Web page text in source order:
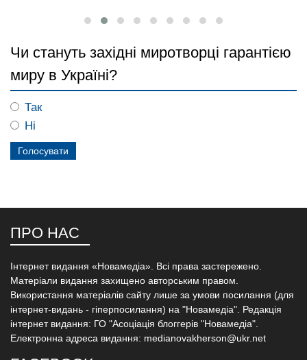
Чи стануть західні миротворці гарантією
миру в Україні?
Так
Ні
ПРО НАС
Інтернет видання «Новамедіа». Всі права застережено.
Матеріали видання захищено авторським правом.
Використання матеріалів сайту лише за умови посилання (для
інтернет-видань - гіперпосилання) на "Новамедіа". Редакція
інтернет видання: ГО "Асоціація блоггерів "Новамедіа".
Електронна адреса видання: medianovakherson@ukr.net